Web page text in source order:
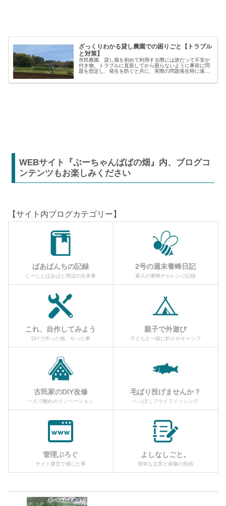
ざっくりわかる貸し農園での困りごと【トラブル
と対策】
市民農園、貸し畑を初めて利用する際には誰だって不安が
付き物。トラブルに直面してから困らないように事前に問
題を想定し、発生を防ぐと共に、実際の問題発生時に落ち
【困った】と【トラブル】困りごとト...
WEBサイト『ぶーちゃんばばの畑』内、ブログコ
ンテンツもお楽しみください
【サイト内ブログカテゴリー】
ばあばんちの記録
じーじとばあばと周辺の出来事
2号の週末養蜂日記
素人の養蜂チャレンジ記録
これ、自作してみよう
DIYで作った物、やった事
親子で外遊び
子どもと一緒に釣りやキャンプ
古民家のDIY改修
一人で離れのリノベーション
毛ばり投げませんか？
へっぽこフライフィッシング
管理ぶろぐ
サイト運営で感じた事
よしなしごと。
簡単な文章と画像の投稿